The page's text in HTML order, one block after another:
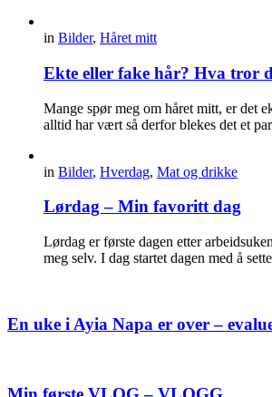
in Bilder, Håret mitt
Ekte eller fake hår? Hva tror
Mange spør meg om håret mitt, er det
alltid har vært så derfor blekes det et
in Bilder, Hverdag, Mat og drikke
Lørdag – Min favoritt dag
Lørdag er første dagen etter
meg selv. I dag startet dagen med å
En uke i Ayia Napa er over –